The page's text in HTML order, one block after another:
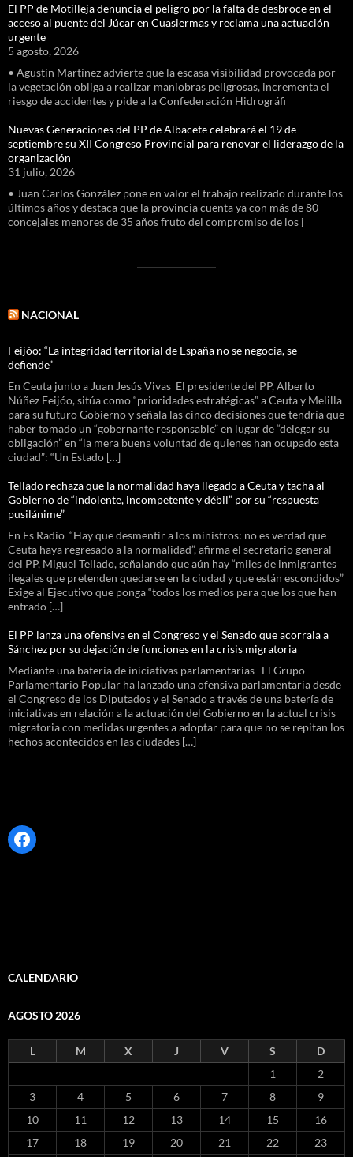
El PP de Motilleja denuncia el peligro por la falta de desbroce en el
acceso al puente del Júcar en Cuasiermas y reclama una actuación
urgente
5 agosto, 2026
• Agustín Martínez advierte que la escasa visibilidad provocada por
la vegetación obliga a realizar maniobras peligrosas, incrementa el
riesgo de accidentes y pide a la Confederación Hidrográfi
Nuevas Generaciones del PP de Albacete celebrará el 19 de
septiembre su XII Congreso Provincial para renovar el liderazgo de la
organización
31 julio, 2026
• Juan Carlos González pone en valor el trabajo realizado durante los
últimos años y destaca que la provincia cuenta ya con más de 80
concejales menores de 35 años fruto del compromiso de los j
NACIONAL
Feijóo: “La integridad territorial de España no se negocia, se
defiende”
En Ceuta junto a Juan Jesús Vivas El presidente del PP, Alberto
Núñez Feijóo, sitúa como “prioridades estratégicas” a Ceuta y Melilla
para su futuro Gobierno y señala las cinco decisiones que tendría que
haber tomado un “gobernante responsable” en lugar de “delegar su
obligación” en “la mera buena voluntad de quienes han ocupado esta
ciudad”: “Un Estado […]
Tellado rechaza que la normalidad haya llegado a Ceuta y tacha al
Gobierno de “indolente, incompetente y débil” por su “respuesta
pusilánime”
En Es Radio “Hay que desmentir a los ministros: no es verdad que
Ceuta haya regresado a la normalidad”, afirma el secretario general
del PP, Miguel Tellado, señalando que aún hay “miles de inmigrantes
ilegales que pretenden quedarse en la ciudad y que están escondidos”
Exige al Ejecutivo que ponga “todos los medios para que los que han
entrado […]
El PP lanza una ofensiva en el Congreso y el Senado que acorrala a
Sánchez por su dejación de funciones en la crisis migratoria
Mediante una batería de iniciativas parlamentarias El Grupo
Parlamentario Popular ha lanzado una ofensiva parlamentaria desde
el Congreso de los Diputados y el Senado a través de una batería de
iniciativas en relación a la actuación del Gobierno en la actual crisis
migratoria con medidas urgentes a adoptar para que no se repitan los
hechos acontecidos en las ciudades […]
Facebook
CALENDARIO
AGOSTO 2026
L M X J V S
D
1
2
3
4 5 6 7 8
9
10
11 12 13 14 15
16
17
18 19 20 21 22 23